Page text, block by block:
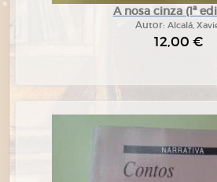
A nosa cinza (1ª
Autor: Alcalá,
12,00 €